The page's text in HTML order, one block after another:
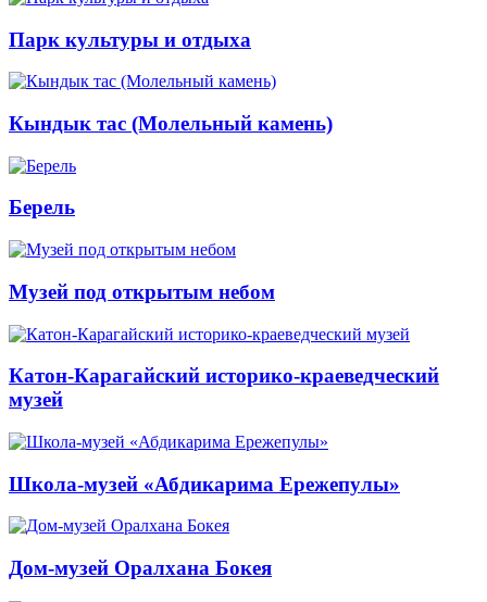
Парк культуры и отдыха
Кындык тас (Молельный камень)
Берель
Музей под открытым небом
Катон-Карагайский историко-краеведческий
музей
Школа-музей «Абдикарима Ережепулы»
Дом-музей Оралхана Бокея